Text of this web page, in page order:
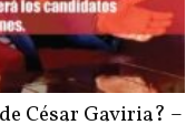
César Gaviria? –